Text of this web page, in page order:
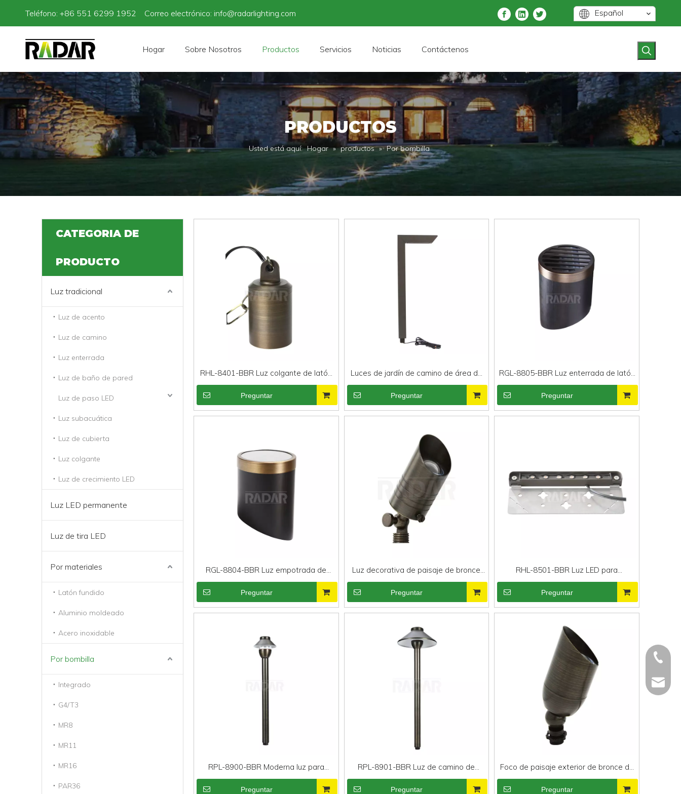
Teléfono: +86 551 6299 1952 Correo electrónico: info@radarlighting.com Español
Hogar Sobre Nosotros Productos Servicios Noticias Contáctenos
PRODUCTOS
Usted está aquí: Hogar » productos » Por bombilla
CATEGORIA DE
PRODUCTO
Luz tradicional
Luz de acento
Luz de camino
Luz enterrada
Luz de baño de pared
Luz de paso LED
Luz subacuática
Luz de cubierta
Luz colgante
Luz de crecimiento LED
Luz LED permanente
Luz de tira LED
Por materiales
Latón fundido
Aluminio moldeado
Acero inoxidable
Por bombilla
Integrado
G4/T3
MR8
MR11
MR16
PAR36
RHL-8401-BBR Luz colgante de latón
fundido de bajo voltaje Luz
impermeable MR16 para iluminación de
paisajes
Preguntar
Luces de jardín de camino de área de
luz ajustable con luz de aluminio de
bronce antiguo 3CCT
Preguntar
RGL-8805-BBR Luz enterrada de latón
impermeable universal
Preguntar
RGL-8804-BBR Luz empotrada de
paisaje de bajo voltaje de color
Preguntar
Luz decorativa de paisaje de bronce
comercial RAL-8100-BBR
Preguntar
RHL-8501-BBR Luz LED para
exteriores de bronce RGB de alta
calidad
Preguntar
RPL-8900-BBR Moderna luz para
caminos de latón resistente
Preguntar
RPL-8901-BBR Luz de camino de
paisaje de bajo voltaje y alta calidad
Preguntar
Foco de paisaje exterior de bronce de
alta calidad industrial RAL-8101S-BBR
Preguntar
+86